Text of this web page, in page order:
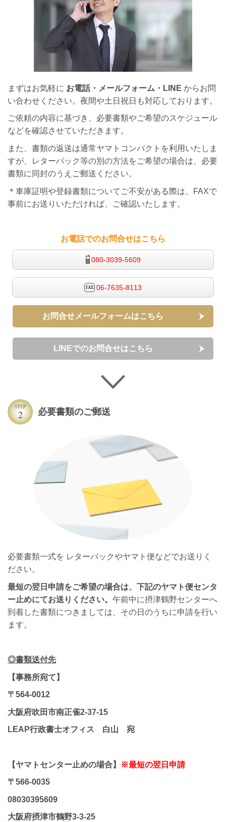
まずはお気軽に お電話・メールフォーム・LINE からお問
い合わせください。夜間や土日祝日も対応しております。
ご依頼の内容に基づき、必要書類やご希望のスケジュール
などを確認させていただきます。
また、書類の返送は通常ヤマトコンパクトを利用いたしま
すが、レターパック等の別の方法をご希望の場合は、必要
書類に同封のうえご郵送ください。
＊車庫証明や登録書類についてご不安がある際は、FAXで
事前にお送りいただければ、ご確認いたします。
お電話でのお問合せはこちら
080-3039-5609
06-7635-8113
お問合せメールフォームはこちら
LINEでのお問合せはこちら
必要書類のご郵送
必要書類一式を レターパックやヤマト便などでお送りく
ださい。
最短の翌日申請をご希望の場合は、下記のヤマト便センタ
ー止めにてお送りください。 午前中に摂津鶴野センターへ
到着した書類につきましては、その日のうちに申請を行い
ます。
◎書類送付先
【事務所宛て】
〒564-0012
大阪府吹田市南正雀2-37-15
LEAP行政書士オフィス 白山 宛
【ヤマトセンター止めの場合】 ※最短の翌日申請
〒566-0035
08030395609
大阪府摂津市鶴野3-3-25